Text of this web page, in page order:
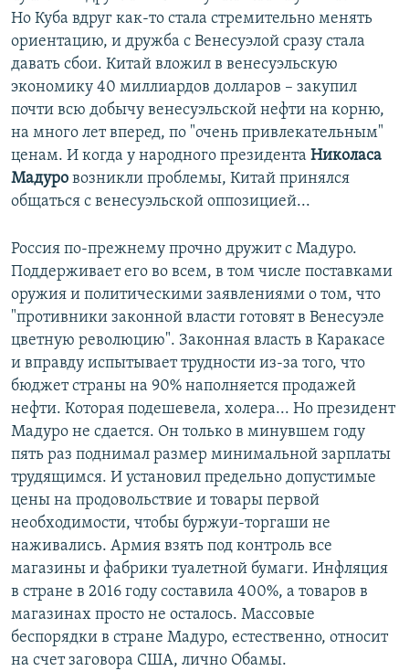
Но Куба вдруг как-то стала стремительно менять
ориентацию, и дружба с Венесуэлой сразу стала
давать сбои. Китай вложил в венесуэльскую
экономику 40 миллиардов долларов – закупил
почти всю добычу венесуэльской нефти на корню,
на много лет вперед, по "очень привлекательным"
ценам. И когда у народного президента Николаса
Мадуро возникли проблемы, Китай принялся
общаться с венесуэльской оппозицией...
Россия по-прежнему прочно дружит с Мадуро.
Поддерживает его во всем, в том числе поставками
оружия и политическими заявлениями о том, что
"противники законной власти готовят в Венесуэле
цветную революцию". Законная власть в Каракасе
и вправду испытывает трудности из-за того, что
бюджет страны на 90% наполняется продажей
нефти. Которая подешевела, холера... Но президент
Мадуро не сдается. Он только в минувшем году
пять раз поднимал размер минимальной зарплаты
трудящимся. И установил предельно допустимые
цены на продовольствие и товары первой
необходимости, чтобы буржуи-торгаши не
наживались. Армия взять под контроль все
магазины и фабрики туалетной бумаги. Инфляция
в стране в 2016 году составила 400%, а товаров в
магазинах просто не осталось. Массовые
беспорядки в стране Мадуро, естественно, относит
на счет заговора США, лично Обамы.